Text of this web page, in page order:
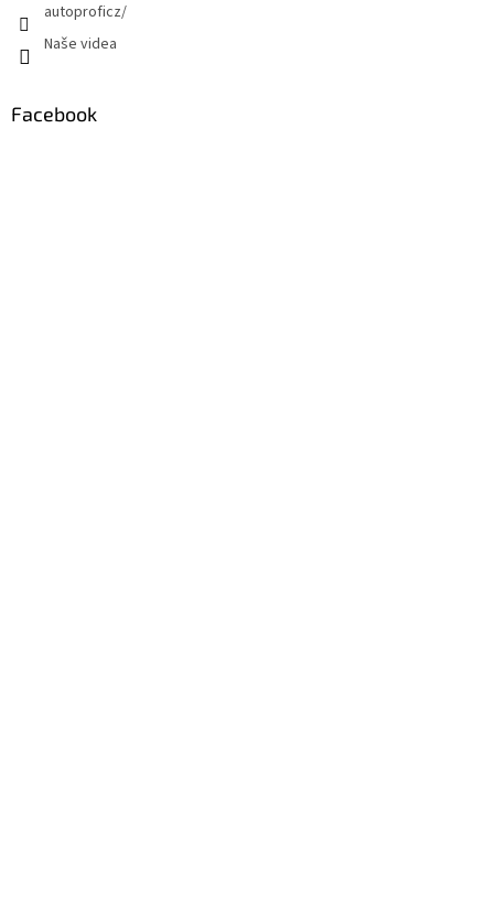
autoproficz/
Naše videa
Facebook